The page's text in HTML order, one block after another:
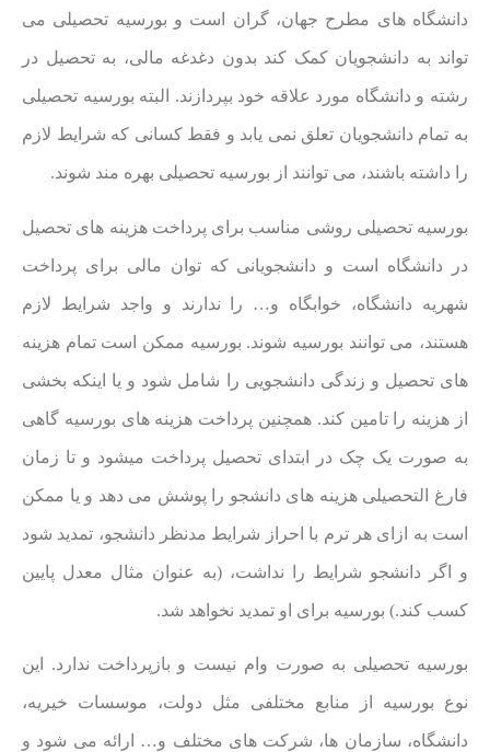
دانشگاه های مطرح جهان، گران است و بورسیه تحصیلی می
تواند به دانشجویان کمک کند بدون دغدغه مالی، به تحصیل در
رشته و دانشگاه مورد علاقه خود بپردازند. البته بورسیه تحصیلی
به تمام دانشجویان تعلق نمی یابد و فقط کسانی که شرایط لازم
را داشته باشند، می توانند از بورسیه تحصیلی بهره مند شوند.
بورسیه تحصیلی روشی مناسب برای پرداخت هزینه های تحصیل
در دانشگاه است و دانشجویانی که توان مالی برای پرداخت
شهریه دانشگاه، خوابگاه و… را ندارند و واجد شرایط لازم
هستند، می توانند بورسیه شوند. بورسیه ممکن است تمام هزینه
های تحصیل و زندگی دانشجویی را شامل شود و یا اینکه بخشی
از هزینه را تامین کند. همچنین پرداخت هزینه های بورسیه گاهی
به صورت یک چک در ابتدای تحصیل پرداخت میشود و تا زمان
فارغ التحصیلی هزینه های دانشجو را پوشش می دهد و یا ممکن
است به ازای هر ترم با احراز شرایط مدنظر دانشجو، تمدید شود
و اگر دانشجو شرایط را نداشت، (به عنوان مثال معدل پایین
کسب کند.) بورسیه برای او تمدید نخواهد شد.
بورسیه تحصیلی به صورت وام نیست و بازپرداخت ندارد. این
نوع بورسیه از منابع مختلفی مثل دولت، موسسات خیریه،
دانشگاه، سازمان ها، شرکت های مختلف و… ارائه می شود و